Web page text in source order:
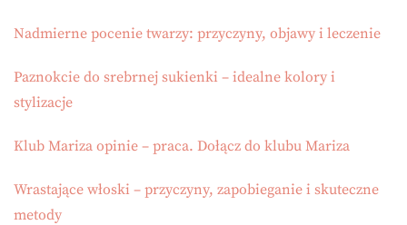
Nadmierne pocenie twarzy: przyczyny, objawy i leczenie
Paznokcie do srebrnej sukienki – idealne kolory i
stylizacje
Klub Mariza opinie – praca. Dołącz do klubu Mariza
Wrastające włoski – przyczyny, zapobieganie i skuteczne
metody